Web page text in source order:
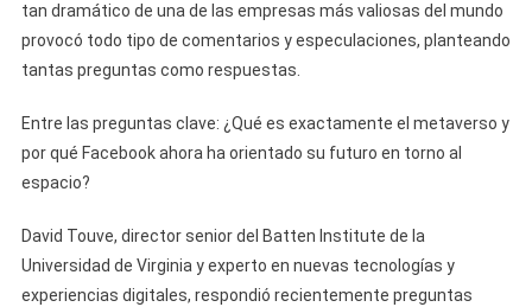
tan dramático de una de las empresas más valiosas del mundo
provocó todo tipo de comentarios y especulaciones, planteando
tantas preguntas como respuestas.
Entre las preguntas clave: ¿Qué es exactamente el metaverso y
por qué Facebook ahora ha orientado su futuro en torno al
espacio?
David Touve, director senior del Batten Institute de la
Universidad de Virginia y experto en nuevas tecnologías y
experiencias digitales, respondió recientemente preguntas